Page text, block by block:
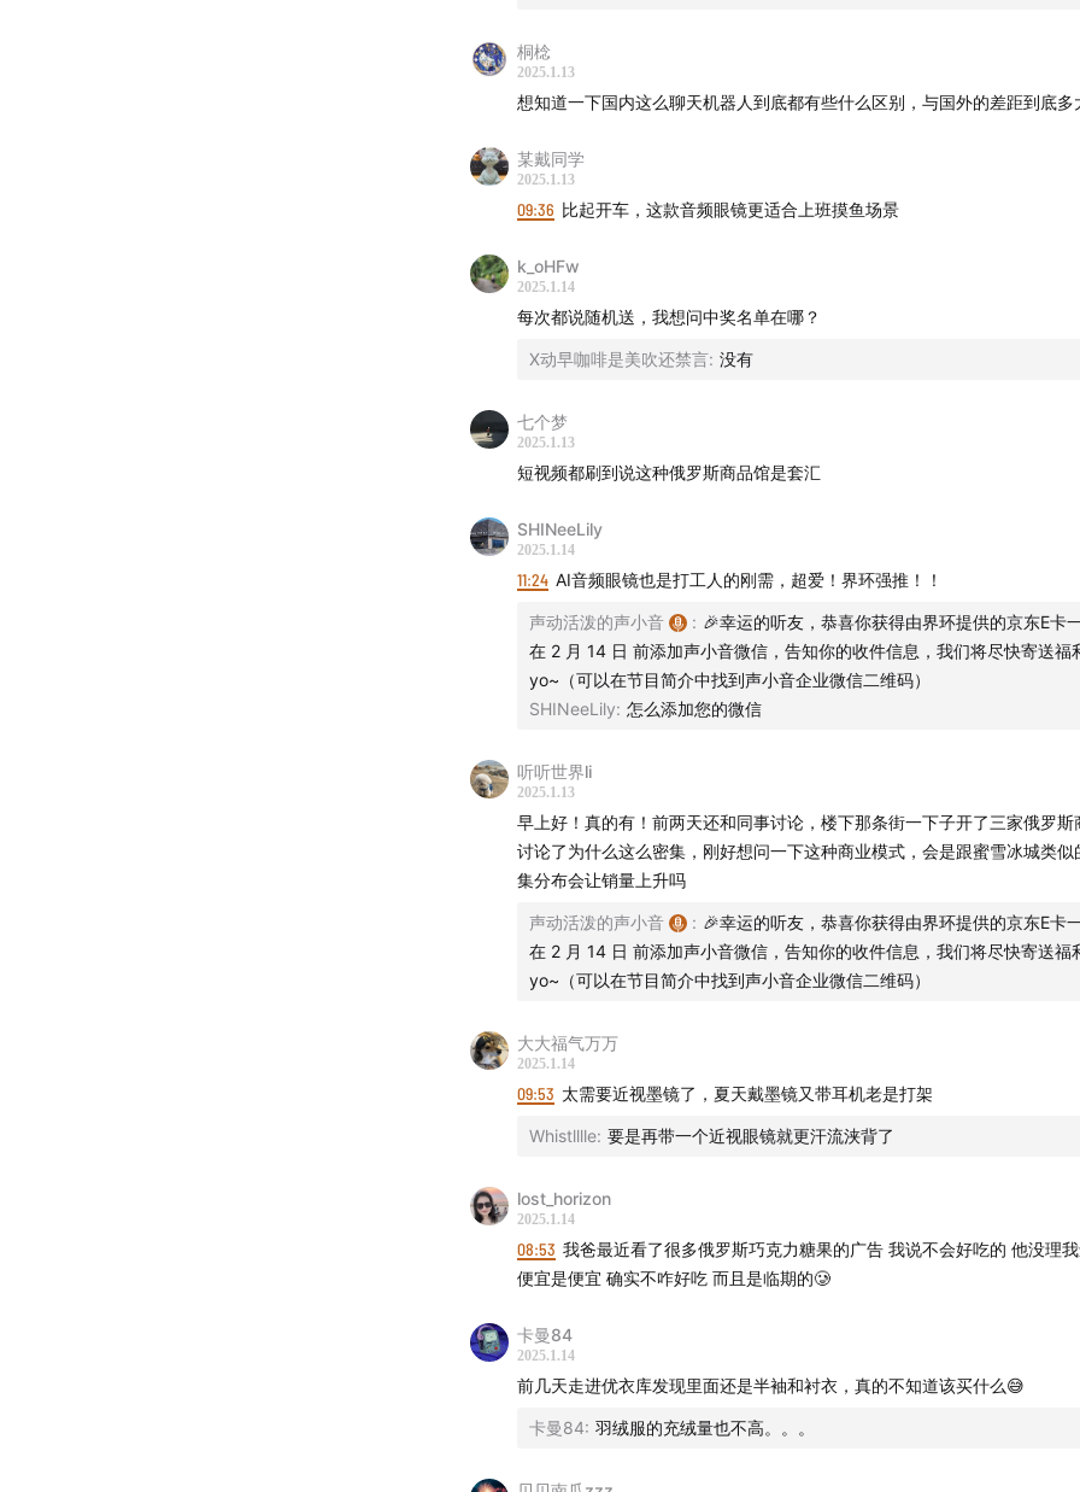
桐棯
2025.1.13
想知道一下国内这么聊天机器人到底都有些什么区别，与国外的差距到底多
某戴同学
2025.1.13
09:36 比起开车，这款音频眼镜更适合上班摸鱼场景
k_oHFw
2025.1.14
每次都说随机送，我想问中奖名单在哪？
X动早咖啡是美吹还禁言: 没有
七个梦
2025.1.13
短视频都刷到说这种俄罗斯商品馆是套汇
SHINeeLily
2025.1.14
11:24 AI音频眼镜也是打工人的刚需，超爱！界环强推！！
声动活泼的声小音 : 🎉幸运的听友，恭喜你获得由界环提供的京东E卡
在 2 月 14 日 前添加声小音微信，告知你的收件信息，我们将尽快寄送福
yo~（可以在节目简介中找到声小音企业微信二维码）
SHINeeLily: 怎么添加您的微信
听听世界li
2025.1.13
早上好！真的有！前两天还和同事讨论，楼下那条街一下子开了三家俄罗斯
讨论了为什么这么密集，刚好想问一下这种商业模式，会是跟蜜雪冰城类似
集分布会让销量上升吗
声动活泼的声小音 : 🎉幸运的听友，恭喜你获得由界环提供的京东E卡
在 2 月 14 日 前添加声小音微信，告知你的收件信息，我们将尽快寄送福
yo~（可以在节目简介中找到声小音企业微信二维码）
大大福气万万
2025.1.14
09:53 太需要近视墨镜了，夏天戴墨镜又带耳机老是打架
Whistlllle: 要是再带一个近视眼镜就更汗流浃背了
lost_horizon
2025.1.14
08:53 我爸最近看了很多俄罗斯巧克力糖果的广告 我说不会好吃的 他没理
便宜是便宜 确实不咋好吃 而且是临期的🥲
卡曼84
2025.1.14
前几天走进优衣库发现里面还是半袖和衬衣，真的不知道该买什么😅
卡曼84: 羽绒服的充绒量也不高。。。